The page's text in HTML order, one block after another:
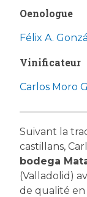
Oenologue
Félix A.
Vinificateur
Carlos Moro
Suivant la
castillans,
bodega
(Valladolid)
de qualité